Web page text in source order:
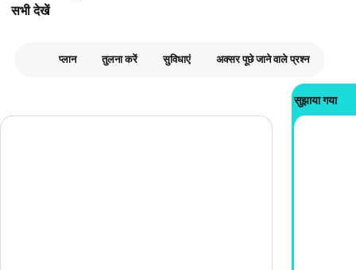
सभी देखें
प्लान तुलना करें सुविधाएं अक्सर पूछे जाने वाले प्रश्न
सुझाया गया